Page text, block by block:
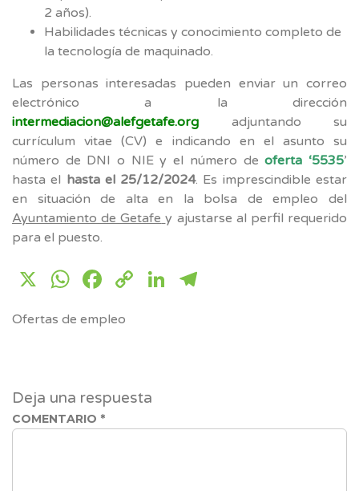
2 años).
Habilidades técnicas y conocimiento completo de
la tecnología de maquinado.
Las personas interesadas pueden enviar un correo
electrónico a la dirección
intermediacion@alefgetafe.org
adjuntando su
currículum vitae (CV) e indicando en el asunto su
número de DNI o NIE y el número deoferta ‘5535’
hasta el hasta el 25/12/2024. Es imprescindible estar
en situación de alta en la bolsa de empleo del
Ayuntamiento de Getafe y ajustarse al perfil requerido
para el puesto.
X WhatsApp
Facebook
CopyLinkedIn
Ofertas de empleo
Deja una respuesta
COMENTARIO *